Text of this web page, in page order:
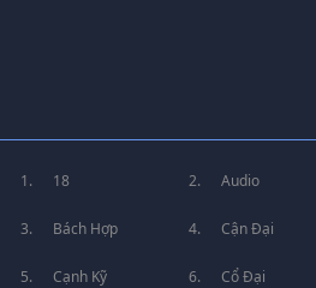
18 Audio
Bách Hợp Cận Đại
Cạnh Kỹ Cổ Đại